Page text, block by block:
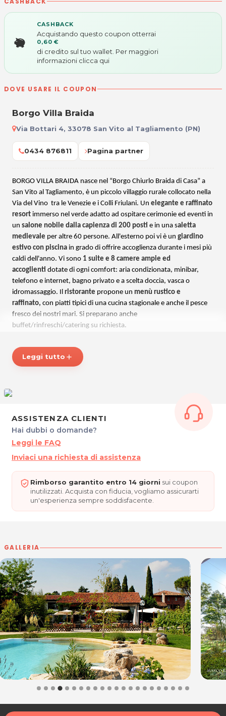
CASHBACK
Acquistando questo coupon otterrai
0,60 €
di credito sul tuo wallet. Per maggiori
informazioni clicca qui
DOVE USARE IL COUPON
Borgo Villa Braida
Via Bottari 4, 33078 San Vito al Tagliamento (PN)
0434 876811 Pagina partner
BORGO VILLA BRAIDA nasce nel “Borgo Chiurlo Braida di Casa” a
San Vito al Tagliamento, è un piccolo villaggio rurale collocato nella
Via del Vino tra le Venezie e i Colli Friulani. Un elegante e raffinato
resort immerso nel verde adatto ad ospitare cerimonie ed eventi in
un salone nobile dalla capienza di 200 posti e in una saletta
medievale per altre 60 persone. All'esterno poi vi è un giardino
estivo con piscina in grado di offrire accoglienza durante i mesi più
caldi dell'anno. Vi sono 1 suite e 8 camere ampie ed
accoglienti dotate di ogni comfort: aria condizionata, minibar,
telefono e internet, bagno privato e a scelta doccia, vasca o
idromassaggio. Il ristorante propone un menù rustico e
raffinato, con piatti tipici di una cucina stagionale e anche il pesce
fresco dei nostri mari. Si preparano anche
buffet/rinfreschi/catering su richiesta.
Una location favolosa dove poter organizzare eventi o
semplicemente gustare dei piatti tipici preparati con assoluta
*Prezzi di listino verificati in data 27/03/2018
ORARI
Da martedì a Sabato: 10.00 - 14.30 / 18.00 - 22.00
Lunedì: CHIUSO.
BORGO VILLA BRAIDA
Via Bottari, 4
Per ulteriori informazioni sull'offerta o sulle modalità di acquisto
scrivi aposta@espevia.it .
Leggi tutto add
ASSISTENZA CLIENTI
Hai dubbi o domande?
Leggi le FAQ
Inviaci una richiesta di assistenza
Rimborso garantito entro 14 giorni sui coupon
inutilizzati. Acquista con fiducia, vogliamo assicurarti
un'esperienza sempre soddisfacente.
GALLERIA